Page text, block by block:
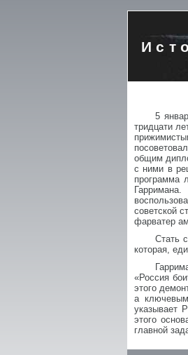
5
тридцати
общим
с ними в
программа
советской
фарватер
Стать
которая,
«Россия
этого
а
указывает
этого
главной